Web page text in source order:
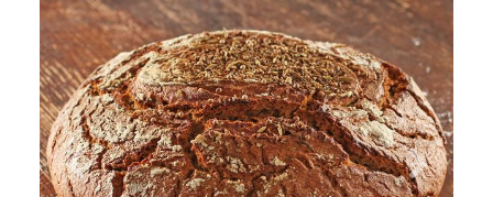
Zurück Vor